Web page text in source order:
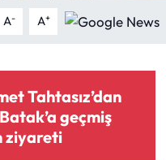
A- A+
Tahtasız’dan
geçmiş
ziyareti